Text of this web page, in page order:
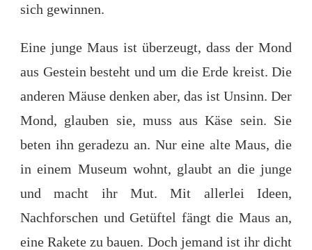
sich gewinnen.
Eine junge Maus ist überzeugt, dass der Mond
aus Gestein besteht und um die Erde kreist. Die
anderen Mäuse denken aber, das ist Unsinn. Der
Mond, glauben sie, muss aus Käse sein. Sie
beten ihn geradezu an. Nur eine alte Maus, die
in einem Museum wohnt, glaubt an die junge
und macht ihr Mut. Mit allerlei Ideen,
Nachforschen und Getüftel fängt die Maus an,
eine Rakete zu bauen. Doch jemand ist ihr dicht